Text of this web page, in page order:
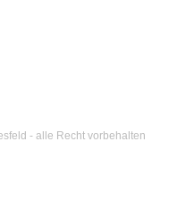
- alle Recht vorbehalten